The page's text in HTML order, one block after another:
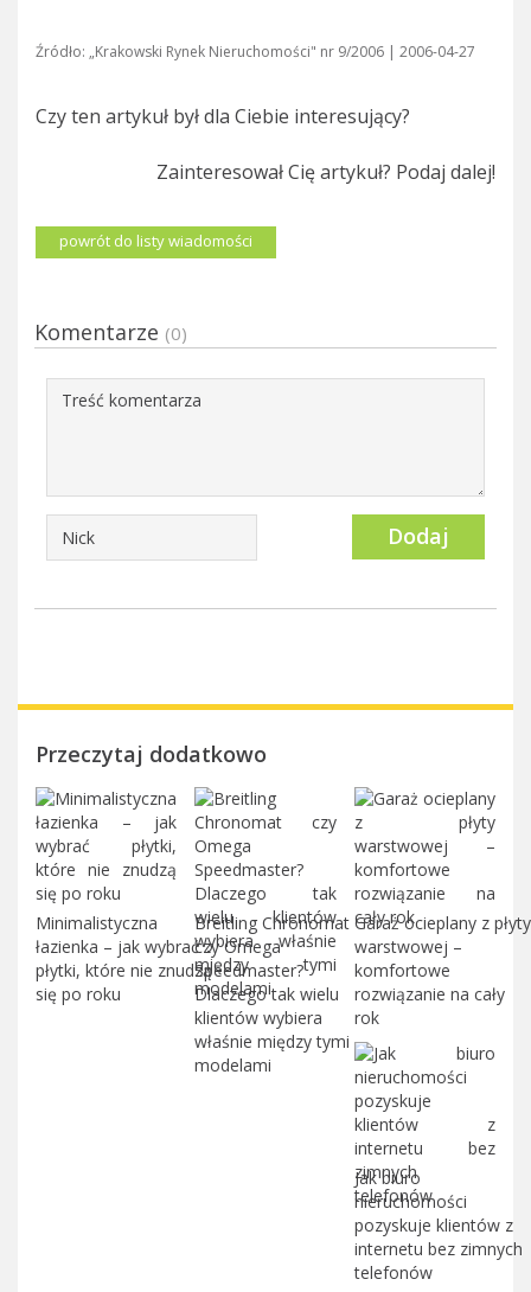
Źródło: „Krakowski Rynek Nieruchomości" nr 9/2006 | 2006-04-27
Czy ten artykuł był dla Ciebie interesujący?
Zainteresował Cię artykuł? Podaj dalej!
powrót do listy wiadomości
Komentarze (0)
Dodaj
Przeczytaj dodatkowo
Minimalistyczna
łazienka – jak wybrać
płytki, które nie znudzą
się po roku
Breitling Chronomat
czy Omega
Speedmaster?
Dlaczego tak wielu
klientów wybiera
właśnie między tymi
modelami
Garaż ocieplany z płyty
warstwowej –
komfortowe
rozwiązanie na cały
rok
Jak biuro
nieruchomości
pozyskuje klientów z
internetu bez zimnych
telefonów